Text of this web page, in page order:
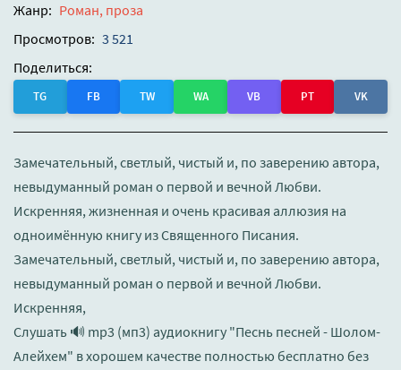
Жанр: Роман, проза
Просмотров: 3 521
Поделиться:
TG FB TW WA VB PT VK
Замечательный, светлый, чистый и, по заверению автора,
невыдуманный роман о первой и вечной Любви.
Искренняя, жизненная и очень красивая аллюзия на
одноимённую книгу из Священного Писания.
Замечательный, светлый, чистый и, по заверению автора,
невыдуманный роман о первой и вечной Любви.
Искренняя,
Слушать 🔊 mp3 (мп3) аудиокнигу "Песнь песней - Шолом-
Алейхем" в хорошем качестве полностью бесплатно без